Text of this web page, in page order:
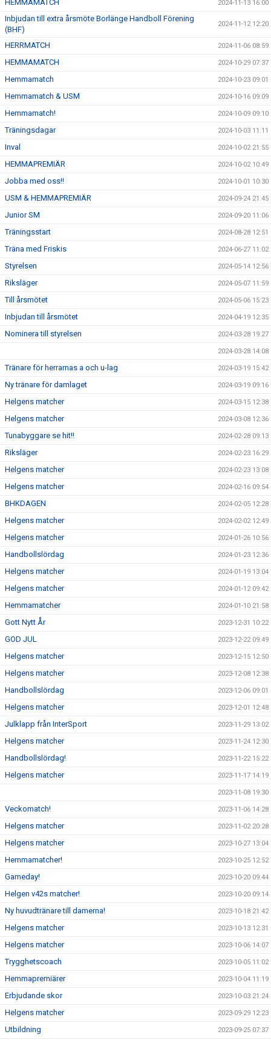
HEMMAMATCH 2024-11-13 16:00
Inbjudan till extra årsmöte Borlänge Handboll Förening
(BHF)
2024-11-12 12:20
HERRMATCH 2024-11-06 08:59
HEMMAMATCH 2024-10-29 07:37
Hemmamatch 2024-10-23 09:01
Hemmamatch & USM 2024-10-16 09:09
Hemmamatch! 2024-10-09 09:10
Träningsdagar 2024-10-03 11:11
Inval 2024-10-02 21:55
HEMMAPREMIÄR 2024-10-02 10:49
Jobba med oss!! 2024-10-01 10:30
USM & HEMMAPREMIÄR 2024-09-24 21:45
Junior SM 2024-09-20 11:06
Träningsstart 2024-08-28 12:51
Träna med Friskis 2024-06-27 11:02
Styrelsen 2024-05-14 12:56
Riksläger 2024-05-07 11:59
Till årsmötet 2024-05-06 15:23
Inbjudan till årsmötet 2024-04-19 12:35
Nominera till styrelsen 2024-03-28 19:27
2024-03-28 14:08
Tränare för herrarnas a och u-lag 2024-03-19 15:42
Ny tränare för damlaget 2024-03-19 09:16
Helgens matcher 2024-03-15 12:38
Helgens matcher 2024-03-08 12:36
Tunabyggare se hit!! 2024-02-28 09:13
Riksläger 2024-02-23 16:29
Helgens matcher 2024-02-23 13:08
Helgens matcher 2024-02-16 09:54
BHKDAGEN 2024-02-05 12:28
Helgens matcher 2024-02-02 12:49
Helgens matcher 2024-01-26 10:56
Handbollslördag 2024-01-23 12:36
Helgens matcher 2024-01-19 13:04
Helgens matcher 2024-01-12 09:42
Hemmamatcher 2024-01-10 21:58
Gott Nytt År 2023-12-31 10:22
GOD JUL 2023-12-22 09:49
Helgens matcher 2023-12-15 12:50
Helgens matcher 2023-12-08 12:38
Handbollslördag 2023-12-06 09:01
Helgens matcher 2023-12-01 12:48
Julklapp från InterSport 2023-11-29 13:02
Helgens matcher 2023-11-24 12:30
Handbollslördag! 2023-11-22 15:22
Helgens matcher 2023-11-17 14:19
2023-11-08 19:30
Veckomatch! 2023-11-06 14:28
Helgens matcher 2023-11-02 20:28
Helgens matcher 2023-10-27 13:04
Hemmamatcher! 2023-10-25 12:52
Gameday! 2023-10-20 09:44
Helgen v42s matcher! 2023-10-20 09:14
Ny huvudtränare till damerna! 2023-10-18 21:42
Helgens matcher 2023-10-13 12:31
Helgens matcher 2023-10-06 14:07
Trygghetscoach 2023-10-05 11:02
Hemmapremiärer 2023-10-04 11:19
Erbjudande skor 2023-10-03 21:24
Helgens matcher 2023-09-29 12:23
Utbildning 2023-09-25 07:37